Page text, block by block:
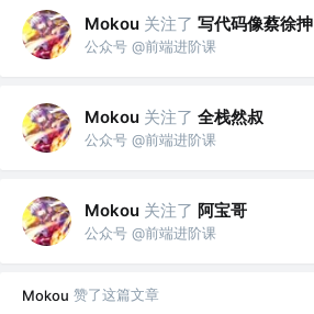
Mokou 关注了 写代码像蔡徐抻
公众号 @前端进阶课
Mokou 关注了 全栈然叔
公众号 @前端进阶课
Mokou 关注了 阿宝哥
公众号 @前端进阶课
Mokou 赞了这篇文章